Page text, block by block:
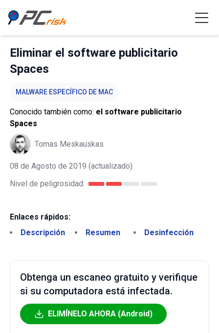
Eliminar el software publicitario
Spaces
MALWARE ESPECÍFICO DE MAC
Conocido también como: el software publicitario
Spaces
Tomas Meskauskas
08 de Agosto de 2019 (actualizado)
Nivel de peligrosidad:
Enlaces rápidos:
Descripción
Resumen Desinfección
Obtenga un escaneo gratuito y verifique
si su computadora está infectada.
ELIMÍNELO AHORA (Android)